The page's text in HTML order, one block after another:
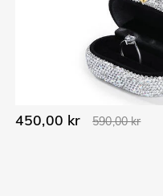
450,00 kr 590,00 kr